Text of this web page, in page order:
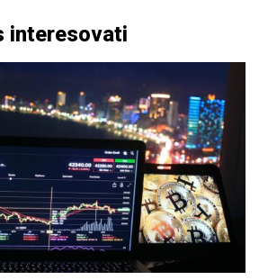
interesovati